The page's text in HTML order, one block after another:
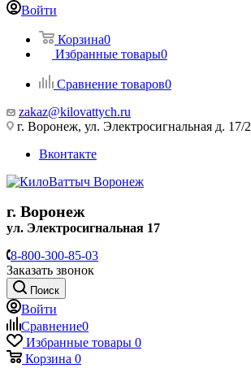
Войти
Корзина0
Избранные товары0
Сравнение товаров0
zakaz@kilovattych.ru
г. Воронеж, ул. Электросигнальная д. 17/2
Вконтакте
г. Воронеж
ул. Электросигнальная 17
8-800-300-85-03
Заказать звонок
Поиск
Войти
Сравнение0
Избранные товары 0
Корзина 0